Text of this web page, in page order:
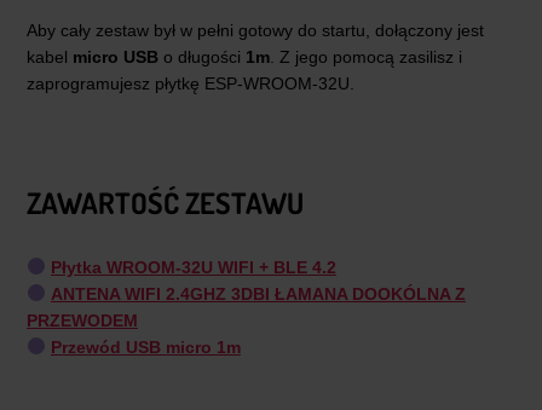
Aby cały zestaw był w pełni gotowy do startu, dołączony jest
kabel micro USB o długości 1m . Z jego pomocą zasilisz i
zaprogramujesz płytkę ESP-WROOM-32U.
ZAWARTOŚĆ ZESTAWU
Płytka WROOM-32U WIFI + BLE 4.2
ANTENA WIFI 2.4GHZ 3DBI ŁAMANA DOOKÓLNA Z
PRZEWODEM
Przewód USB micro 1m